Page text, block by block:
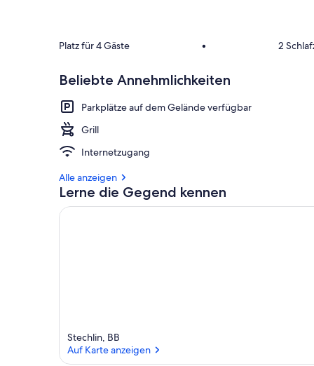
Platz für 4 Gäste • 2
Beliebte Annehmlichkeiten
Parkplätze auf dem Gelände verfügbar
Grill
Internetzugang
Alle anzeigen
Lerne die Gegend kennen
Stechlin, BB
Auf Karte anzeigen